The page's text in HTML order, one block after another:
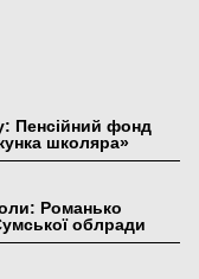
Пенсійний фонд
школяра»
Романько
облради